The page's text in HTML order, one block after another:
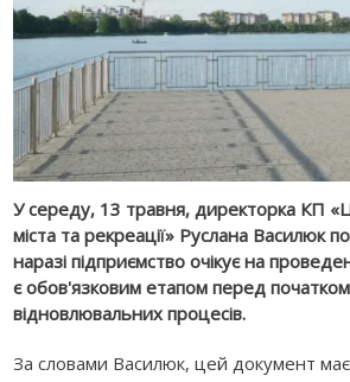
У середу, 13 травня, директорка КП
міста та рекреації» Руслана Василюк
наразі підприємство очікує на
є обов'язковим етапом перед
відновлювальних процесів.
За словами Василюк, цей документ має